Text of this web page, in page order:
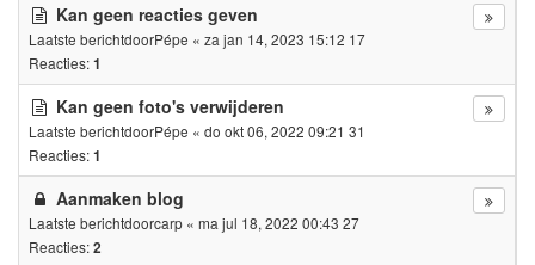
Kan geen reacties geven
Laatste berichtdoorPépe « za jan 14, 2023 15:12 17
Reacties:1
Kan geen foto's verwijderen
Laatste berichtdoorPépe « do okt 06, 2022 09:21 31
Reacties:1
Aanmaken blog
Laatste berichtdoorcarp « ma jul 18, 2022 00:43 27
Reacties:2